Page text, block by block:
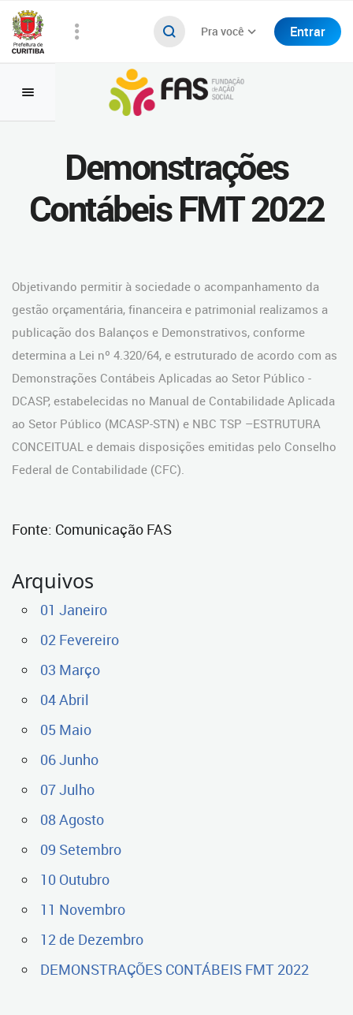
Pra você Entrar
Demonstrações
Contábeis FMT 2022
Objetivando permitir à sociedade o acompanhamento da
gestão orçamentária, financeira e patrimonial realizamos a
publicação dos Balanços e Demonstrativos, conforme
determina a Lei nº 4.320/64, e estruturado de acordo com as
Demonstrações Contábeis Aplicadas ao Setor Público -
DCASP, estabelecidas no Manual de Contabilidade Aplicada
ao Setor Público (MCASP-STN) e NBC TSP –ESTRUTURA
CONCEITUAL e demais disposições emitidas pelo Conselho
Federal de Contabilidade (CFC).
Fonte: Comunicação FAS
Arquivos
01 Janeiro
02 Fevereiro
03 Março
04 Abril
05 Maio
06 Junho
07 Julho
08 Agosto
09 Setembro
10 Outubro
11 Novembro
12 de Dezembro
DEMONSTRAÇÕES CONTÁBEIS FMT 2022